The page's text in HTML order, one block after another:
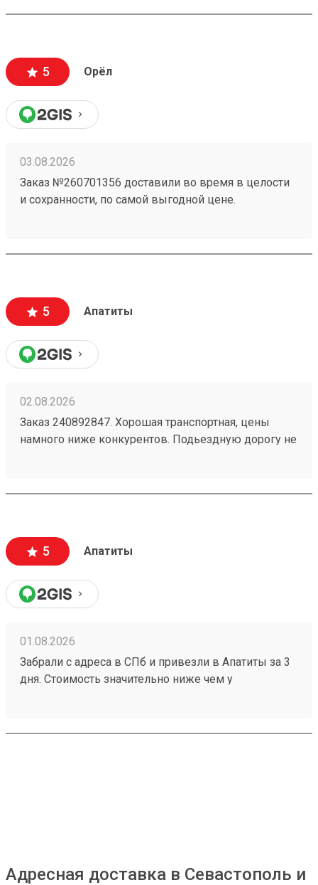
5 Орёл
03.08.2026
Заказ №260701356 доставили во время в целости
и сохранности, по самой выгодной цене.
5 Апатиты
02.08.2026
Заказ 240892847. Хорошая транспортная, цены
намного ниже конкурентов. Подьездную дорогу не
подскажут как лучше упаковать. Заказы
5 Апатиты
01.08.2026
Забрали с адреса в СПб и привезли в Апатиты за 3
дня. Стоимость значительно ниже чем у
компанией! Номер заказа 260691900.
Адресная доставка в Севастополь и